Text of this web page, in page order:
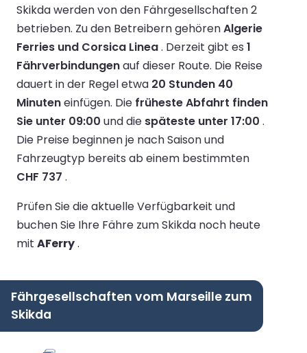
Skikda werden von den Fährgesellschaften 2
betrieben. Zu den Betreibern gehörenAlgerie
Ferries und Corsica Linea. Derzeit gibt es 1
Fährverbindungenauf dieser Route. Die Reise
dauert in der Regel etwa 20 Stunden 40
Minuteneinfügen. Die früheste Abfahrt finden
Sie unter 09:00 und die späteste unter 17:00 .
Die Preise beginnen je nach Saison und
Fahrzeugtyp bereits ab einem bestimmten
CHF 737 .
Prüfen Sie die aktuelle Verfügbarkeit und
buchen Sie Ihre Fähre zum Skikda noch heute
mit AFerry.
Fährgesellschaften vom Marseille zum
Skikda